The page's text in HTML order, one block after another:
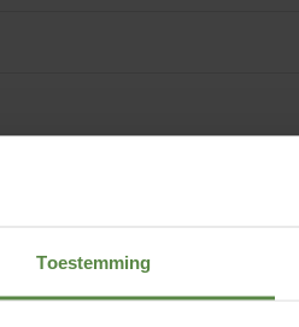
Toestemming